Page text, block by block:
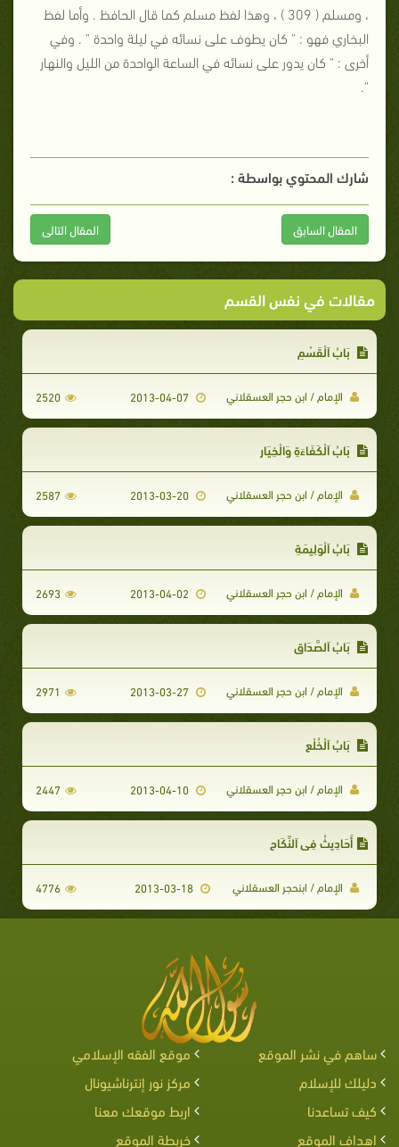
، ومسلم ( 309 ) ، وهذا لفظ مسلم كما قال الحافظ . وأما لفظ
البخاري فهو : " كان يطوف على نسائه في ليلة واحدة " . وفي
أخرى : " كان يدور على نسائه في الساعة الواحدة من الليل والنهار
".
شارك المحتوي بواسطة :
المقال السابق المقال التالى
مقالات في نفس القسم
بَابُ اَلْقَسْمِ
الإمام / ابن حجر العسقلاني 2520
بَابُ اَلْكَفَاءَةِ وَالْخِيَارِ
الإمام / ابن حجر العسقلاني 2013-03-20
2587
بَابُ اَلْوَلِيمَةِ
الإمام / ابن حجر العسقلاني 2693
بَابُ اَلصَّدَاقِ
الإمام / ابن حجر العسقلاني 2971
بَابُ اَلْخُلْعِ
الإمام / ابن حجر العسقلاني 2013-04-10
2447
أَحَادِيثُ فِي اَلنِّكَاحِ
الإمام / ابنحجر العسقلاني 4776
ساهم في نشر الموقع
موقع الفقه الإسلامي
دليلك للإسلام
مركز نور إنترناشيونال
كيف تساعدنا
اربط موقعك معنا
اهداف الموقع
خريطة الموقع